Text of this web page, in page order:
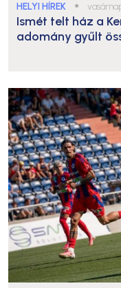
HELYI HÍREK ● vasárnap,
Ismét telt ház a
adomány gyűlt